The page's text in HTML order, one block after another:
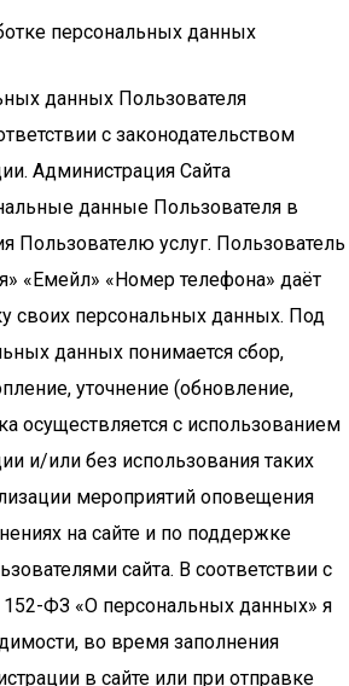
персональных данных
данных Пользователя
с законодательством
Администрация Сайта
данные Пользователя в
Пользователю услуг. Пользователь
«Емейл» «Номер телефона» даёт
своих персональных данных. Под
данных понимается сбор,
уточнение (обновление,
осуществляется с использованием
и/или без использования таких
мероприятий оповещения
на сайте и по поддержке
сайта. В соответствии с
ФЗ «О персональных данных» я
во время заполнения
в сайте или при отправке